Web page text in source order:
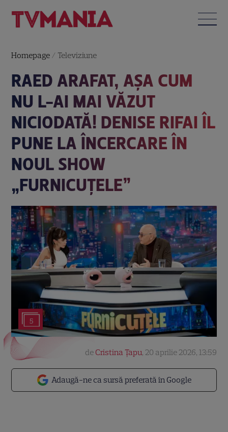
Homepage / Televiziune
RAED ARAFAT, AȘA CUM
NU L-AI MAI VĂZUT
NICIODATĂ! DENISE RIFAI ÎL
PUNE LA ÎNCERCARE ÎN
NOUL SHOW
„FURNICUȚELE”
5
Adaugă-ne ca sursă preferată în Google
de Cristina Țapu, 20 aprilie 2026, 13:59